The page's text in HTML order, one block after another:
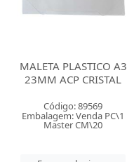
MALETA PLASTICO A3
23MM ACP CRISTAL
Código: 89569
Embalagem: Venda PC\1
Master CM\20